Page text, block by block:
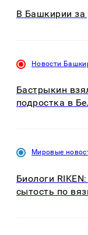
В Башкирии за
Новости
Бастрыкин
подростка в
Мировые
Биологи
сытость по